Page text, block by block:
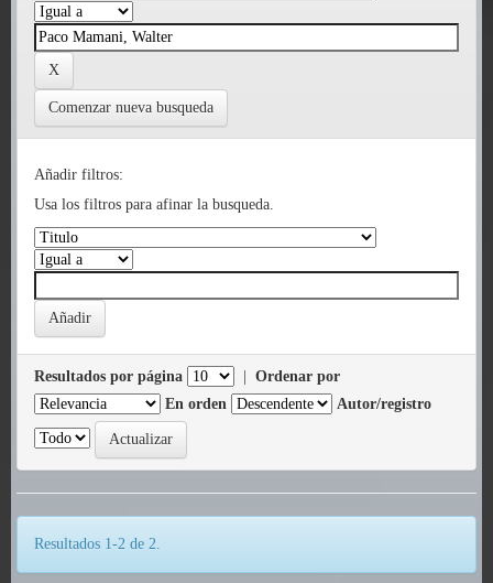
Comenzar nueva busqueda
Añadir filtros:
Usa los filtros para afinar la busqueda.
Resultados por página
Ordenar por
En orden
Autor/registro
Resultados 1-2 de 2.